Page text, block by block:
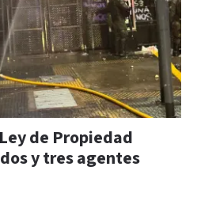
de Propiedad
y tres agentes